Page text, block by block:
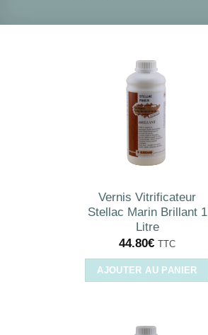
Vernis Vitrificateur
Stellac Marin Brillant 1
Litre
44.80€ TTC
AJOUTER AU PANIER